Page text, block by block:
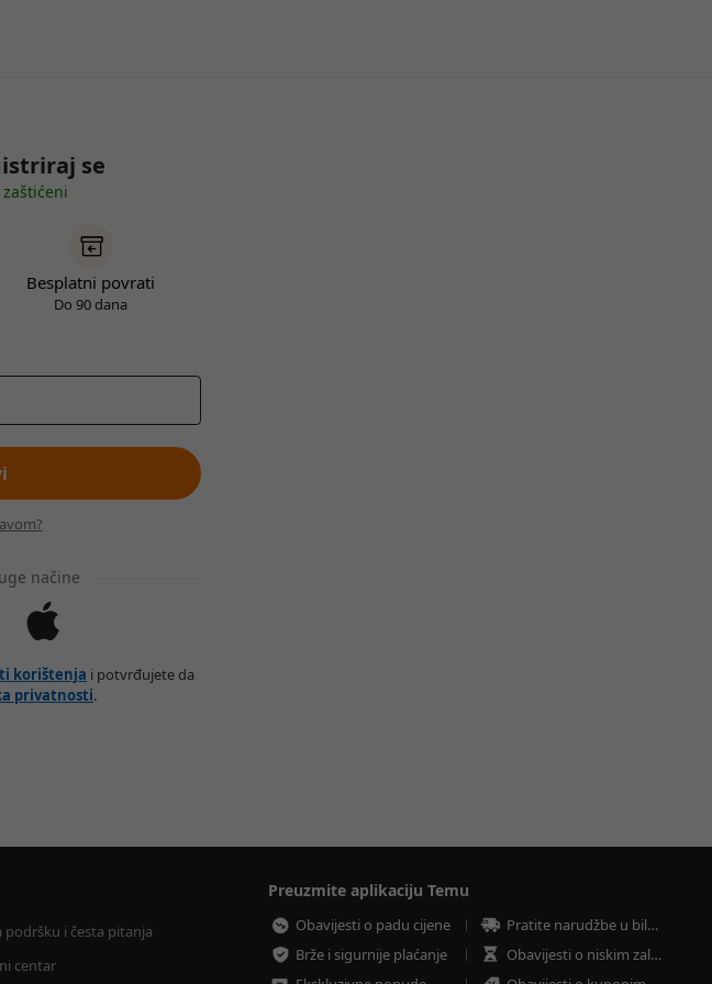
se
Besplatni povrati
Do 90 dana
načine
korištenja i potvrđujete da
privatnosti.
podršku i česta pitanja
centar
Preuzmite aplikaciju Temu
Obavijesti o padu cijene
Pratite narudžbe u bilo koje vrijeme
Brže i sigurnije plaćanje
Obavijesti o niskim zalihama